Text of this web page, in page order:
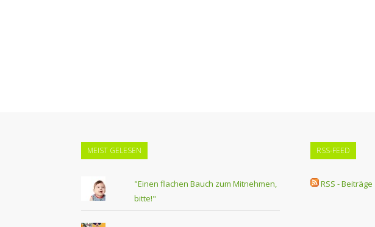
MEIST GELESEN
"Einen flachen Bauch zum Mitnehmen,
bitte!"
RSS-FEED
RSS - Beiträge